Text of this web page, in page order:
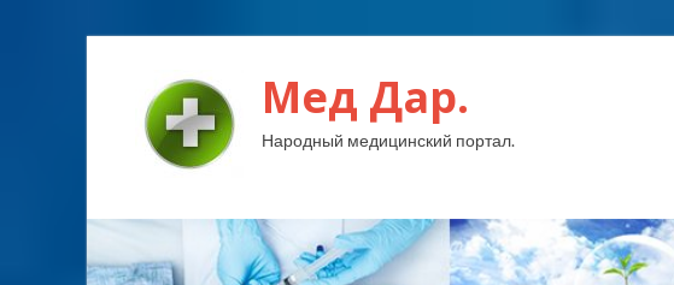
Мед Дар.
Народный медицинский портал.